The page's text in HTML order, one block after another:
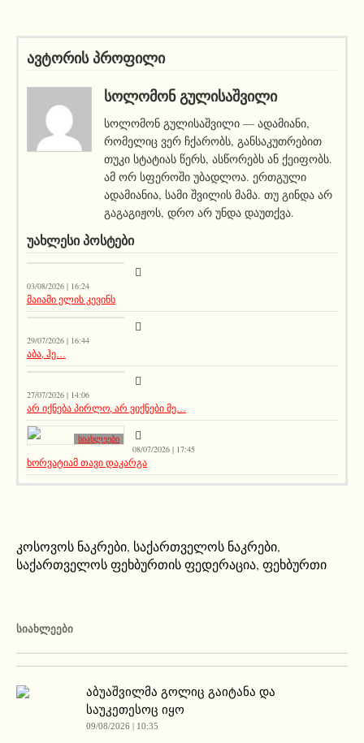
ავტორის პროფილი
ᲡᲝᲚᲝᲛᲝᲜ ᲒᲣᲚᲘᲡᲐᲨᲕᲘᲚᲘ
სოლომონ გულისაშვილი — ადამიანი,
რომელიც ვერ ჩქარობს, განსაკუთრებით
თუკი სტატიას წერს, ასწორებს ან ქეიფობს.
ამ ორ სფეროში უბადლოა. ერთგული
ადამიანია, სამი შვილის მამა. თუ გინდა არ
გაგაგიჟოს, დრო არ უნდა დაუთქვა.
ᲣᲐᲮᲚᲔᲡᲘ ᲞᲝᲡᲢᲔᲑᲘ
03/08/2026 | 16:24
მაიამი ელის კევინს
აქეთურ-იქითური
29/07/2026 | 16:44
აბა, ჰე…
სიახლეები
27/07/2026 | 14:06
არ იქნება პირლო, არ ვიქნები მე…
სიახლეები
08/07/2026 | 17:45
ხორვატიამ თავი დაკარგა
კოსოვოს ნაკრები, საქართველოს ნაკრები,
საქართველოს ფეხბურთის ფედერაცია, ფეხბურთი
ᲡᲘᲐᲮᲚᲔᲔᲑᲘ
აბუაშვილმა გოლიც გაიტანა და
საუკეთესოც იყო
09/08/2026 | 10:35